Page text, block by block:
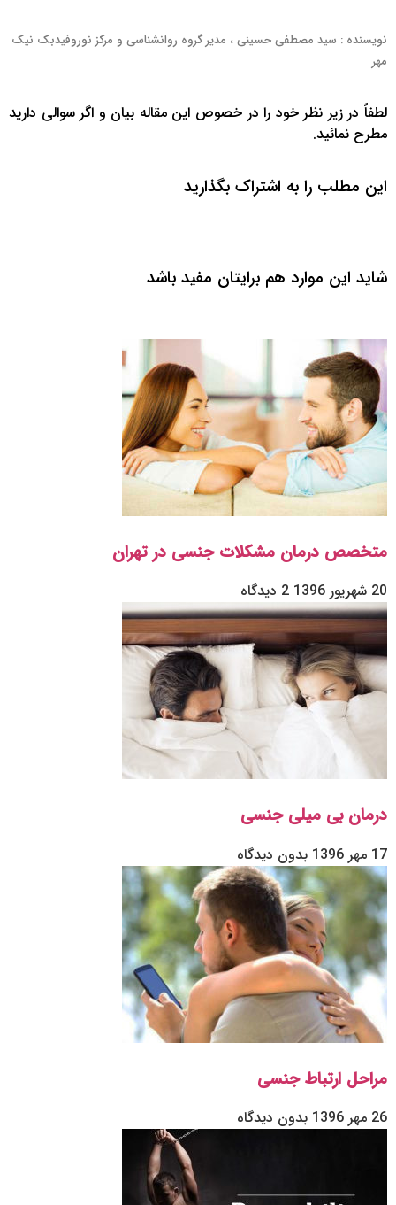
نویسنده : سید مصطفی حسینی ، مدیر گروه روانشناسی و مرکز نوروفیدبک نیک
مهر
لطفاً در زیر نظر خود را در خصوص این مقاله بیان و اگر سوالی دارید
مطرح نمائید.
این مطلب را به اشتراک بگذارید
شاید این موارد هم برایتان مفید باشد
متخصص درمان مشکلات جنسی در تهران
20 شهریور 1396 2 دیدگاه
درمان بی میلی جنسی
17 مهر 1396 بدون دیدگاه
مراحل ارتباط جنسی
26 مهر 1396 بدون دیدگاه